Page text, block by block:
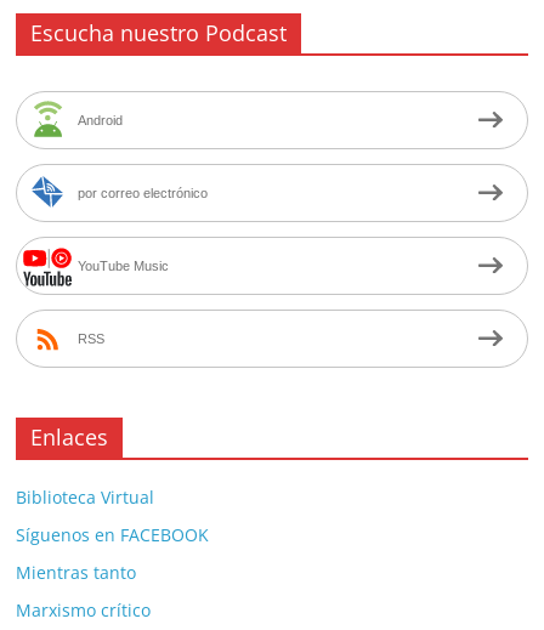
Escucha nuestro Podcast
Android
por correo electrónico
YouTube Music
RSS
Enlaces
Biblioteca Virtual
Síguenos en FACEBOOK
Mientras tanto
Marxismo crítico